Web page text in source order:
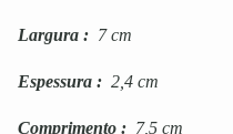
Largura : 7 cm
Espessura : 2,4 cm
Comprimento : 7,5 cm